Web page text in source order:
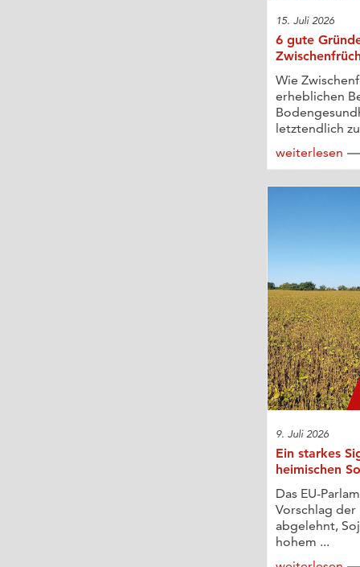
15. Juli 2026
6 gute
Wie
erheblichen
letztendlich
weiterlesen
9. Juli 2026
Ein starkes
heimischen
Das EU-
Vorschlag der
abgelehnt,
hohem ...